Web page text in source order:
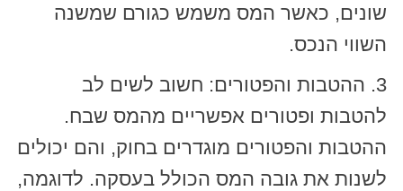
שונים, כאשר המס משמש כגורם שמשנה
השווי הנכס.
3. ההטבות והפטורים: חשוב לשים לב
להטבות ופטורים אפשריים מהמס שבח.
ההטבות והפטורים מוגדרים בחוק, והם יכולים
לשנות את גובה המס הכולל בעסקה. לדוגמה,